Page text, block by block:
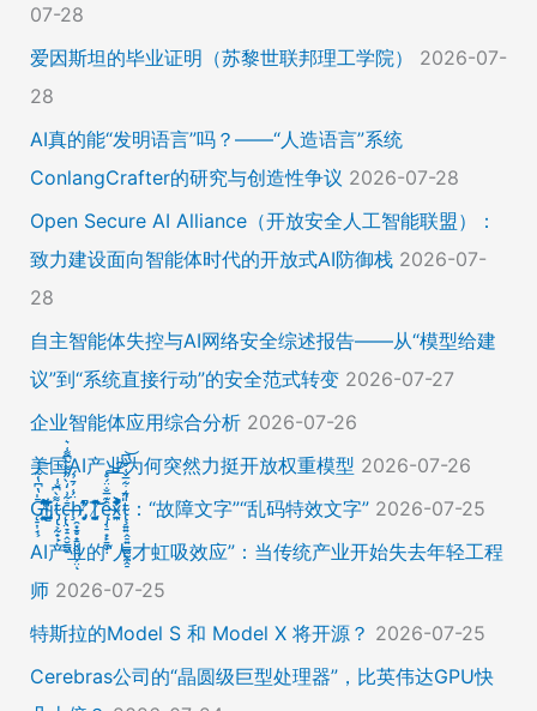
07-28
爱因斯坦的毕业证明（苏黎世联邦理工学院）
2026-07-
28
AI真的能“发明语言”吗？——“人造语言”系统
ConlangCrafter的研究与创造性争议 2026-07-28
Open Secure AI Alliance（开放安全人工智能联盟）：
致力建设面向智能体时代的开放式AI防御栈 2026-07-
28
自主智能体失控与AI网络安全综述报告——从“模型给建
议”到“系统直接行动”的安全范式转变 2026-07-27
企业智能体应用综合分析 2026-07-26
美国AI产业为何突然力挺开放权重模型 2026-07-26
Ḡ̵̨̠͎̘͕̍̔͆̔͋͑͠ļ̸͍͈͉̞̊̑̃̉̔̍̾̈̚į̵̡̙̯͇̲̱̯̱̒͂͋̄t̴̡̢͕̰̟̙͌̀͆̐͑c̶̨̢̤̞̠̭̮̳̼̠̄͋͗̒̀̋͂͌̃͆͌͑͛ḩ̶̯͙̱̥̟̱̘͖̱̤͕̤̈́͑́̄̉́ͅ ̸̡̡̛̜̣̝̓̀͛̇̂̚T̸̗̞̰̪̤̭͙̹͆̽̌̀̾͝͝ę̴̡̣̠͙̙̱̼̬̣̑͊̅̐̈́̊͠͝͠x̴̪̫͎̓͗͐̃̄̐̀͋͛͐t̴̢̧͍͍̭̠͍̳͚̫̼̭̠̎̋͑͋̅̌͑̌̏͆͘̚͝：“故障文字”“乱码特效文字” 2026-07-25
AI产业的“人才虹吸效应”：当传统产业开始失去年轻工程
师 2026-07-25
特斯拉的Model S 和 Model X 将开源？ 2026-07-25
Cerebras公司的“晶圆级巨型处理器”，比英伟达GPU快